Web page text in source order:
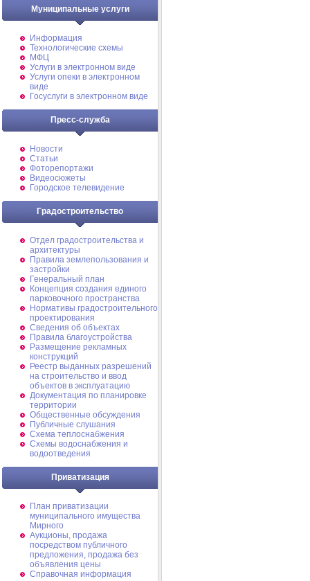
Муниципальные услуги
Информация
Технологические схемы
МФЦ
Услуги в электронном виде
Услуги опеки в электронном
виде
Госуслуги в электронном виде
Пресс-служба
Новости
Статьи
Фоторепортажи
Видеосюжеты
Городское телевидение
Градостроительство
Отдел градостроительства и
архитектуры
Правила землепользования и
застройки
Генеральный план
Концепция создания единого
парковочного пространства
Нормативы градостроительного
проектирования
Сведения об объектах
Правила благоустройства
Размещение рекламных
конструкций
Реестр выданных разрешений
на строительство и ввод
объектов в эксплуатацию
Документация по планировке
территории
Общественные обсуждения
Публичные слушания
Схема теплоснабжения
Схемы водоснабжения и
водоотведения
Приватизация
План приватизации
муниципального имущества
Мирного
Аукционы, продажа
посредством публичного
предложения, продажа без
объявления цены
Справочная информация